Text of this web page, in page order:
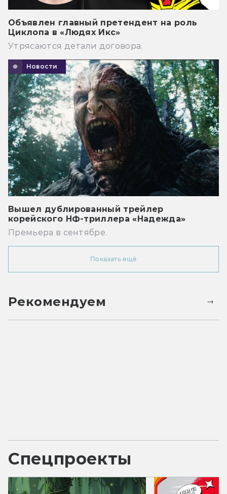
Объявлен главный претендент на роль
Циклопа в «Людях Икс»
Утрясаются детали договора.
Новости
Вышел дублированный трейлер
корейского НФ-триллера «Надежда»
Премьера в сентябре.
Показать ещё
Рекомендуем
Спецпроекты